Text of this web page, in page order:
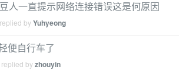
人一直提示网络连接错误这是何原因
byYuhyeong
便自行车了
byzhouyin